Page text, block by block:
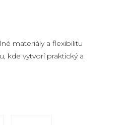
materiály a flexibilitu
kde vytvorí praktický a